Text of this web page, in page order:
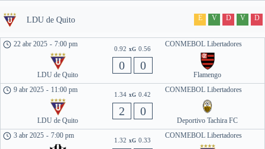
LDU de Quito E V D V D
CONMEBOL Libertadores
22 abr 2025 - 7:00 pm
LDU de Quito
0.92 xG 0.56
0 0
Flamengo
CONMEBOL Libertadores
9 abr 2025 - 11:00 pm
LDU de Quito
1.34 xG 0.42
2 0
Deportivo Tachira FC
CONMEBOL Libertadores
3 abr 2025 - 7:00 pm
1.32 xG 0.33